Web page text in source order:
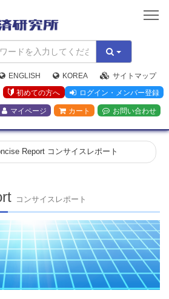
矢
野
経
済
研
究
所
ENGLISH KOREA
サイトマップ
初めての方へ
ログイン・メンバー登録
マイページ カート お問い合わせ
Report コンサイスレポート
コンサイスレポート